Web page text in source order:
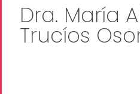
Dra. María
Trucíos